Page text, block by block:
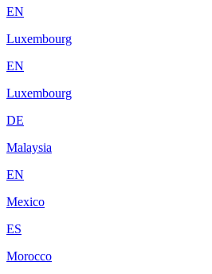
EN
Luxembourg
EN
Luxembourg
DE
Malaysia
EN
Mexico
ES
Morocco